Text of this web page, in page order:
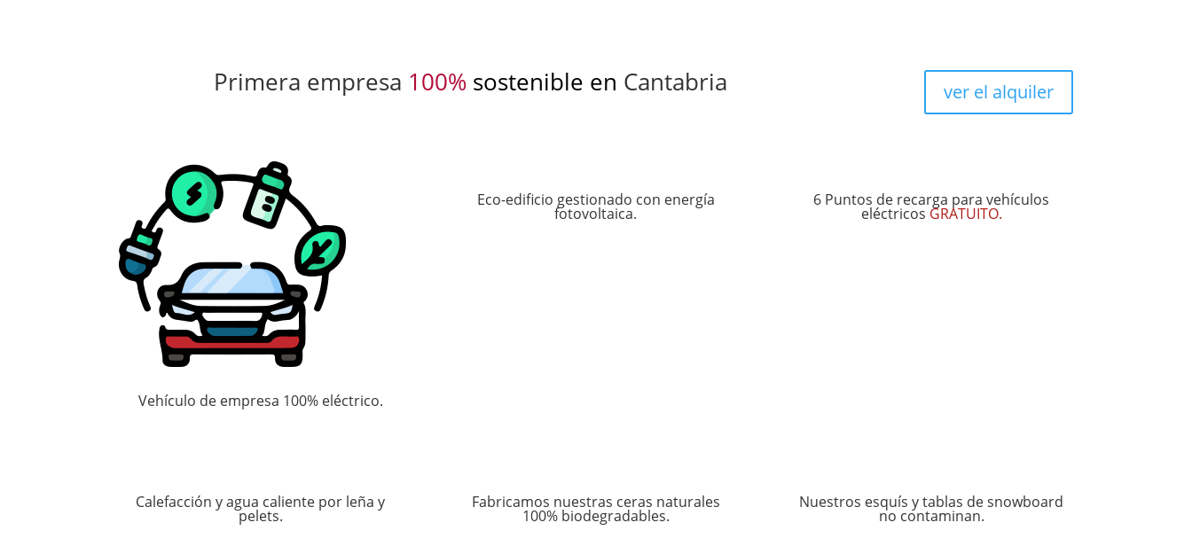
Primera empresa 100% sostenible en Cantabria ver el alquiler
Vehículo de empresa 100% eléctrico.
Eco-edificio gestionado con energía
fotovoltaica.
6 Puntos de recarga para vehículos
eléctricos GRATUITO.
Calefacción y agua caliente por leña y
pelets.
Fabricamos nuestras ceras naturales
100% biodegradables.
Nuestros esquís y tablas de snowboard
no contaminan.